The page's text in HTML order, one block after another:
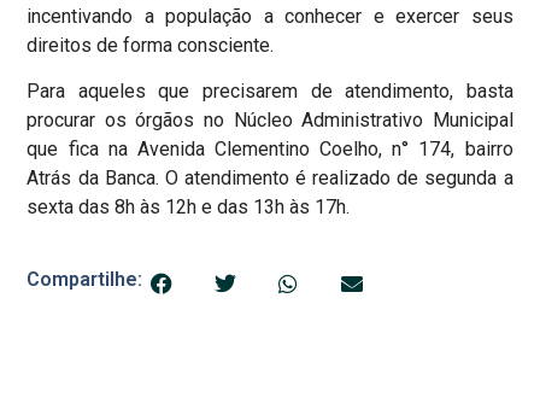
incentivando a população a conhecer e exercer seus
direitos de forma consciente.
Para aqueles que precisarem de atendimento, basta
procurar os órgãos no Núcleo Administrativo Municipal
que fica na Avenida Clementino Coelho, n° 174, bairro
Atrás da Banca. O atendimento é realizado de segunda a
sexta das 8h às 12h e das 13h às 17h.
Compartilhe: